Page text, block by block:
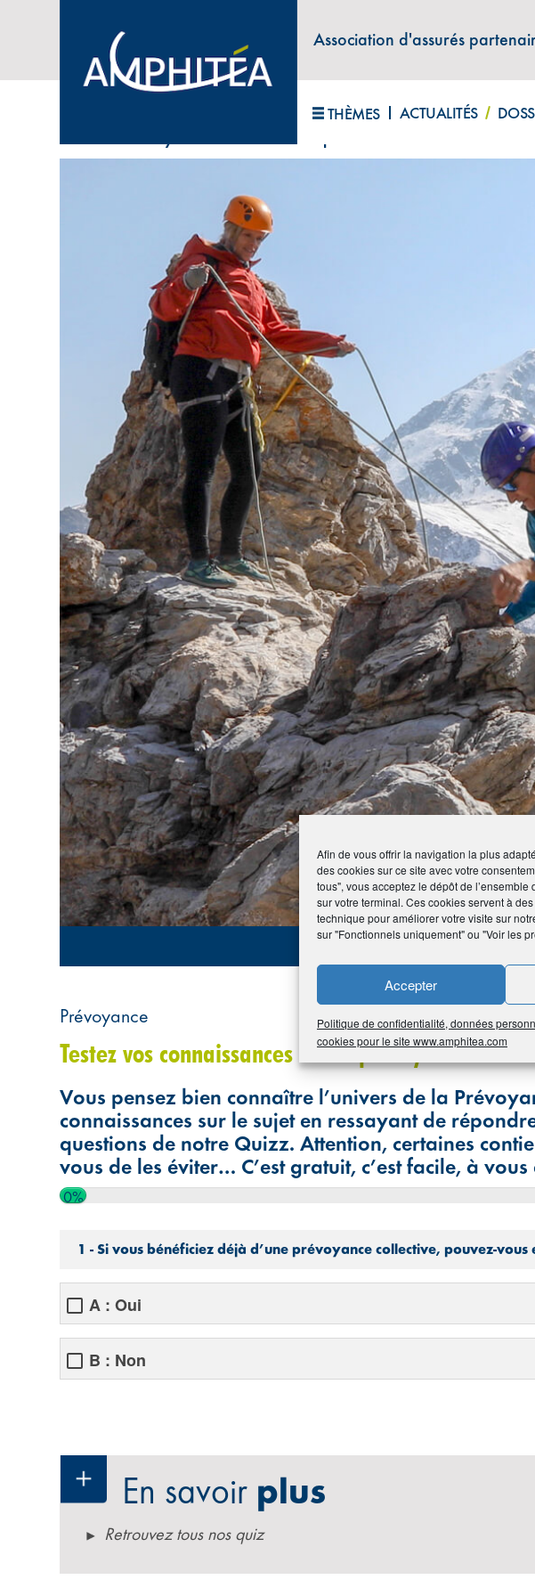
Afin de vous offrir la navigation la plus
des cookies sur ce site avec votre
tous", vous acceptez le dépôt de
sur votre terminal. Ces cookies servent à
technique pour améliorer votre visite sur
sur "Fonctionnels uniquement" ou "Voir les
Accepter
Politique de confidentialité, données
cookies pour le site www.amphitea.com
Association d'assurés
THÈMES ACTUALITÉS
ABONNEZ-VOUS À LA LETTRE D'INFORMATIONS
Prévoyance
Testez vos connaissances sur la prévoyance
Vous pensez bien connaître l’univers de la
connaissances sur le sujet en ressayant de
questions de notre Quizz. Attention, certaines
vous de les éviter… C’est gratuit, c’est facile, à
0%
1 - Si vous bénéficiez déjà d’une prévoyance collective, pouvez-
A : Oui
B : Non
En savoir plus
Retrouvez tous nos quiz